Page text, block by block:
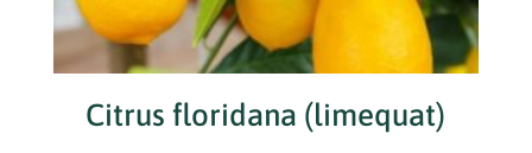
Citrus floridana (limequat)